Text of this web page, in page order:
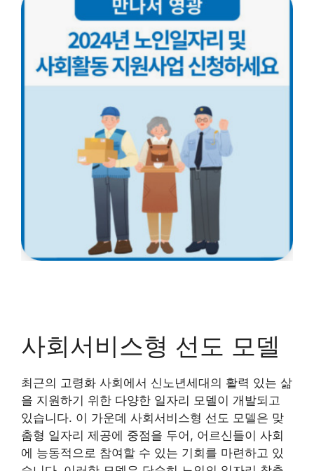
사회서비스형 선도 모델
최근의 고령화 사회에서 신노년세대의 활력 있는 삶
을 지원하기 위한 다양한 일자리 모델이 개발되고
있습니다. 이 가운데 사회서비스형 선도 모델은 맞
춤형 일자리 제공에 중점을 두어, 어르신들이 사회
에 능동적으로 참여할 수 있는 기회를 마련하고 있